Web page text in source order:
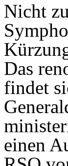
Nicht
Das
findet
einen